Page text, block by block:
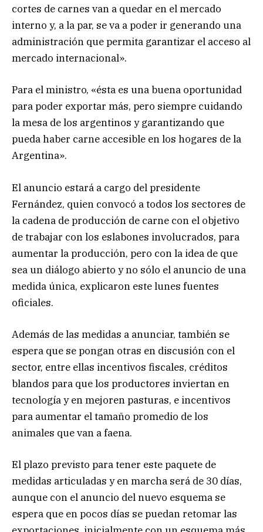
cortes de carnes van a quedar en el mercado
interno y, a la par, se va a poder ir generando una
administración que permita garantizar el acceso al
mercado internacional».
Para el ministro, «ésta es una buena oportunidad
para poder exportar más, pero siempre cuidando
la mesa de los argentinos y garantizando que
pueda haber carne accesible en los hogares de la
Argentina».
El anuncio estará a cargo del presidente
Fernández, quien convocó a todos los sectores de
la cadena de producción de carne con el objetivo
de trabajar con los eslabones involucrados, para
aumentar la producción, pero con la idea de que
sea un diálogo abierto y no sólo el anuncio de una
medida única, explicaron este lunes fuentes
oficiales.
Además de las medidas a anunciar, también se
espera que se pongan otras en discusión con el
sector, entre ellas incentivos fiscales, créditos
blandos para que los productores inviertan en
tecnología y en mejoren pasturas, e incentivos
para aumentar el tamaño promedio de los
animales que van a faena.
El plazo previsto para tener este paquete de
medidas articuladas y en marcha será de 30 días,
aunque con el anuncio del nuevo esquema se
espera que en pocos días se puedan retomar las